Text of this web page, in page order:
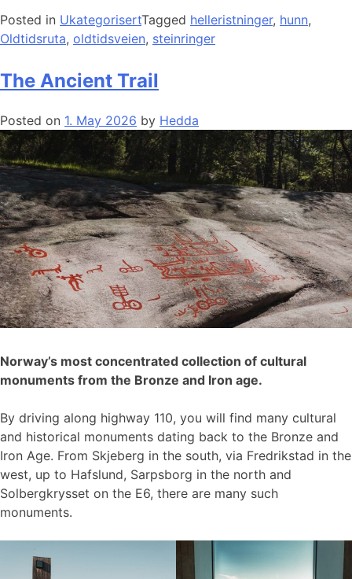
Posted in UkategorisertTagged helleristninger, hunn,
Oldtidsruta, oldtidsveien, steinringer
The Ancient Trail
Posted on 1. May 2026 by Hedda
Norway’s most concentrated collection of cultural
monuments from the Bronze and Iron age.
By driving along highway 110, you will find many cultural
and historical monuments dating back to the Bronze and
Iron Age. From Skjeberg in the south, via Fredrikstad in the
west, up to Hafslund, Sarpsborg in the north and
Solbergkrysset on the E6, there are many such
monuments.